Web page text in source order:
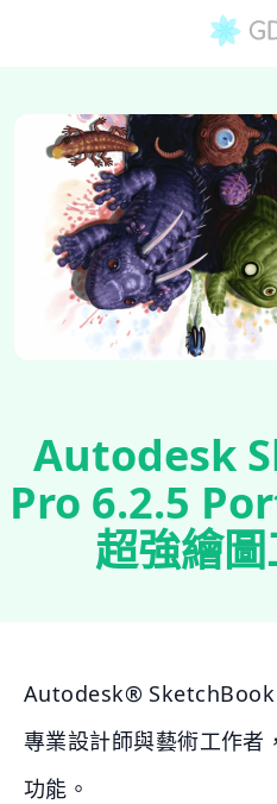
Autodesk
Pro 6.2.5
超強繪
Autodesk® SketchBook
專業設計師與藝術工作者
功能。